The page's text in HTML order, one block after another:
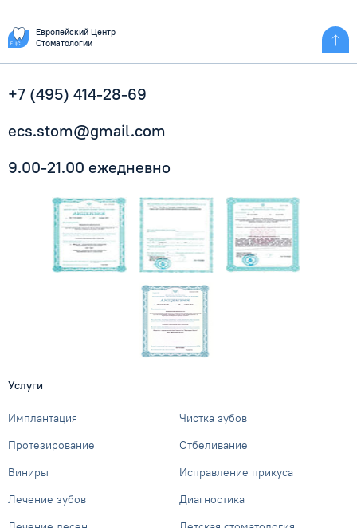
Европейский Центр
Стоматологии
+7 (495) 414-28-69
ecs.stom@gmail.com
9.00-21.00 ежедневно
Услуги
Имплантация
Протезирование
Виниры
Лечение зубов
Чистка зубов
Отбеливание
Исправление прикуса
Диагностика